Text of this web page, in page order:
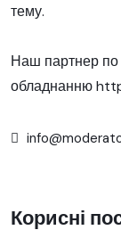
тему.
Наш партнер
обладнанню
Корисні